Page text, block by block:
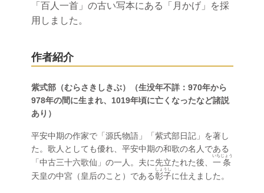
「百人一首」の古い写本にある「月かげ」を採
用しました。
作者紹介
紫式部（むらさきしきぶ）（生没年不詳：970年から
978年の間に生まれ、1019年頃に亡くなったなど諸説
あり）
平安中期の作家で「源氏物語」「紫式部日記」を著し
た。歌人としても優れ、平安中期の和歌の名人である
「中古三十六歌仙」の一人。夫に先立たれた後、 一条
いちじょう
天皇の中宮（皇后のこと）である彰子
しょうし
に仕えました。